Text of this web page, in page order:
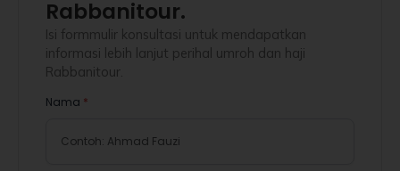
Rabbanitour.
Isi formmulir konsultasi untuk mendapatkan
informasi lebih lanjut perihal umroh dan haji
Rabbanitour.
Nama *